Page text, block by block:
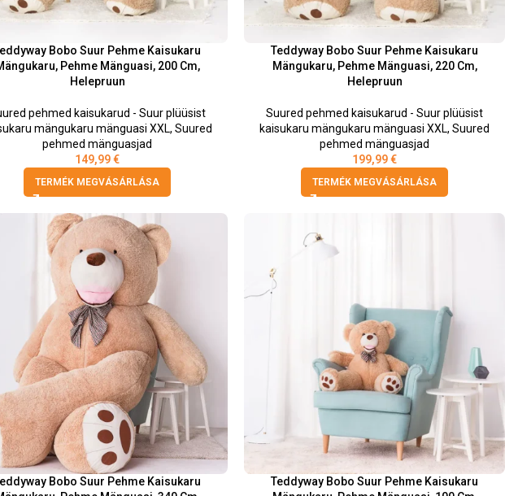
Bobo Suur Pehme Kaisukaru
Pehme Mänguasi, 200 Cm,
Helepruun
pehmed kaisukarud - Suur plüüsist
mängukaru mänguasi XXL, Suured
pehmed mänguasjad
149,99€
TERMÉK MEGVÁSÁRLÁSA
Teddyway Bobo Suur Pehme Kaisukaru
Mängukaru, Pehme Mänguasi, 220 Cm,
Helepruun
Suured pehmed kaisukarud - Suur plüüsist
kaisukaru mängukaru mänguasi XXL, Suured
pehmed mänguasjad
199,99€
TERMÉK MEGVÁSÁRLÁSA
Bobo Suur Pehme Kaisukaru
Teddyway Bobo Suur Pehme Kaisukaru